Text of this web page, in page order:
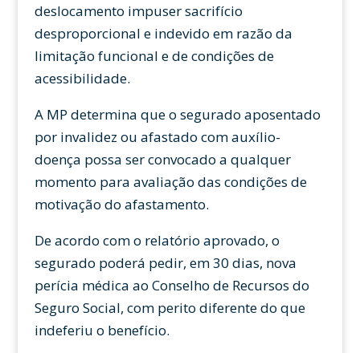
deslocamento impuser sacrifício
desproporcional e indevido em razão da
limitação funcional e de condições de
acessibilidade.
A MP determina que o segurado aposentado
por invalidez ou afastado com auxílio-
doença possa ser convocado a qualquer
momento para avaliação das condições de
motivação do afastamento.
De acordo com o relatório aprovado, o
segurado poderá pedir, em 30 dias, nova
perícia médica ao Conselho de Recursos do
Seguro Social, com perito diferente do que
indeferiu o benefício.